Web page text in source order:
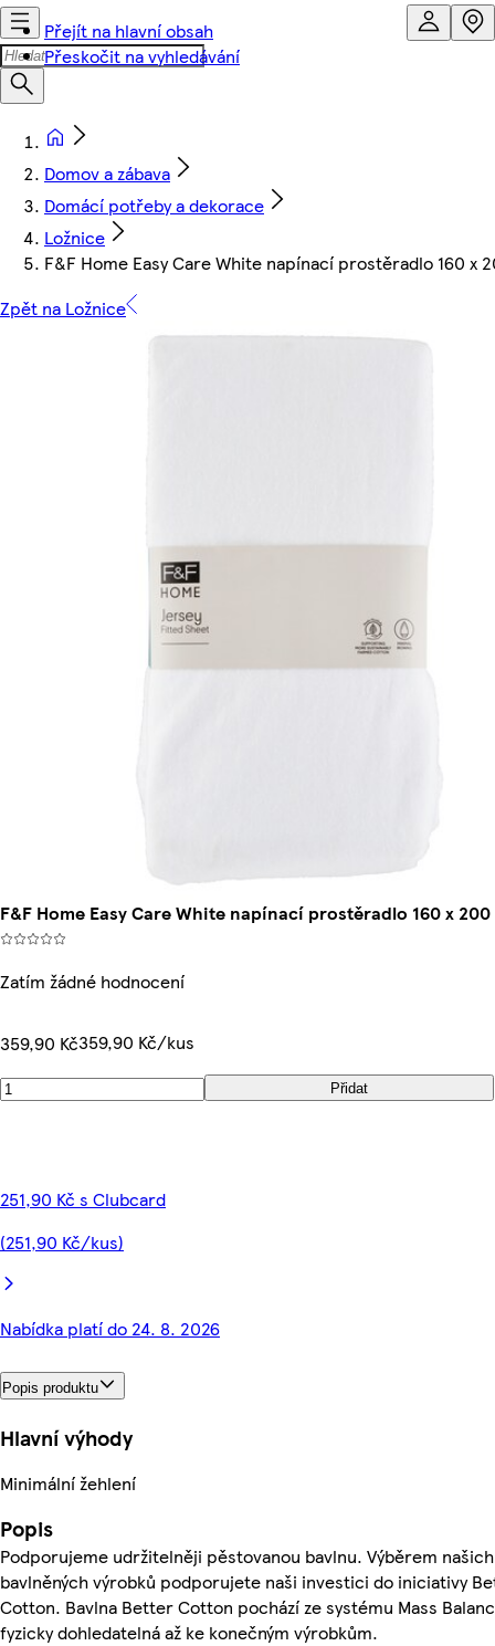
Přejít na hlavní obsah
Přeskočit na vyhledávání
Domov a zábava
Domácí potřeby a dekorace
Ložnice
F&F Home Easy Care White napínací prostěradlo 160 x
Zpět na Ložnice
F&F Home Easy Care White napínací prostěradlo 160 x 200
Zatím žádné hodnocení
359,90 Kč359,90 Kč/kus
Přidat
251,90 Kč s Clubcard
(251,90 Kč/kus)
Nabídka platí do 24. 8. 2026
Popis produktu
Hlavní výhody
Minimální žehlení
Popis
Podporujeme udržitelněji pěstovanou bavlnu. Výběrem našich
bavlněných výrobků podporujete naši investici do iniciativy
Cotton. Bavlna Better Cotton pochází ze systému Mass
fyzicky dohledatelná až ke konečným výrobkům.